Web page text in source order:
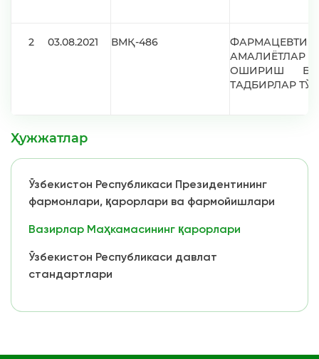
2 03.08.2021 ВМҚ-486
АМАЛИЁТЛАР
ОШИРИШ
ТАДБИРЛАР
Ҳужжатлар
Ўзбекистон Республикаси Президентининг
фармонлари, қарорлари ва фармойишлари
Вазирлар Маҳкамасининг қарорлари
Ўзбекистон Республикаси давлат
стандартлари